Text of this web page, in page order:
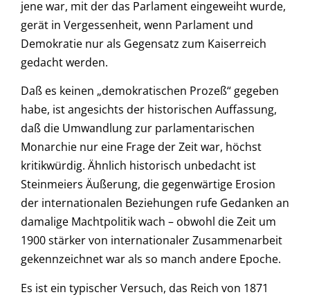
jene war, mit der das Parlament eingeweiht wurde,
gerät in Vergessenheit, wenn Parlament und
Demokratie nur als Gegensatz zum Kaiserreich
gedacht werden.
Daß es keinen „demokratischen Prozeß“ gegeben
habe, ist angesichts der historischen Auffassung,
daß die Umwandlung zur parlamentarischen
Monarchie nur eine Frage der Zeit war, höchst
kritikwürdig. Ähnlich historisch unbedacht ist
Steinmeiers Äußerung, die gegenwärtige Erosion
der internationalen Beziehungen rufe Gedanken an
damalige Machtpolitik wach – obwohl die Zeit um
1900 stärker von internationaler Zusammenarbeit
gekennzeichnet war als so manch andere Epoche.
Es ist ein typischer Versuch, das Reich von 1871